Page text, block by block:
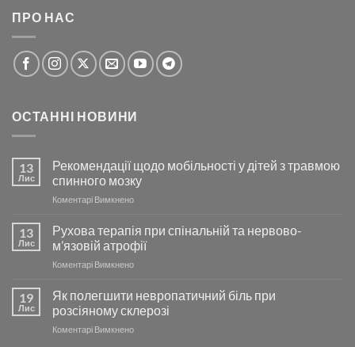
ПРО НАС
ОСТАННІ НОВИНИ
13
Лис
Рекомендації щодо мобільності у дітей з травмою
спинного мозку
Коментарі Вимкненодо
щодо
мобільності
у
дітей
травмою
спинного
мозку
13
Лис
Рухова терапія при спінальній та нервово-
м’язовій атрофії
Коментарі Вимкненодо
при
спінальній
та
19
Лис
Як полегшити невропатичний біль при
розсіяному склерозі
Коментарі Вимкненодо